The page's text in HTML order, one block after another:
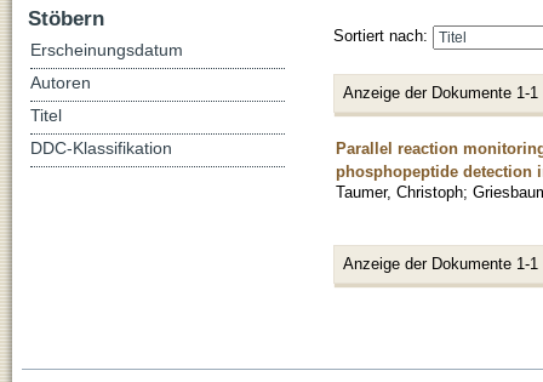
Sortiert nach:
Anzeige der Dokumente 1-1
Parallel reaction
phosphopeptide detection
Taumer, Christoph;
Anzeige der Dokumente 1-1
Stöbern
Erscheinungsdatum
Autoren
Titel
DDC-Klassifikation